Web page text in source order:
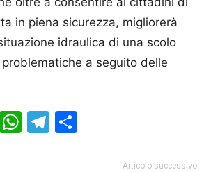
in piena sicurezza, migliorerà
idraulica di una scolo
a seguito delle
LinkedIn
WhatsApp
Telegram
Articolo successivo